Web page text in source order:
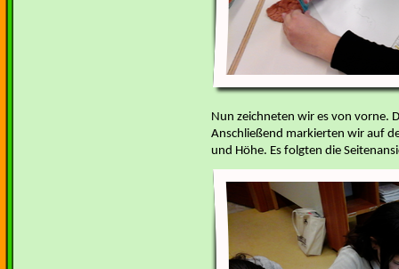
Nun zeichneten wir es von vorne.
Anschließend markierten wir auf
und Höhe. Es folgten die